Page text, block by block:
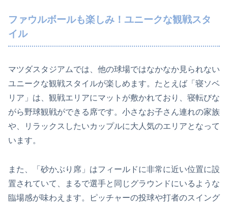
ファウルボールも楽しみ！ユニークな観戦スタ
イル
マツダスタジアムでは、他の球場ではなかなか見られない
ユニークな観戦スタイルが楽しめます。たとえば「寝ソベ
リア」は、観戦エリアにマットが敷かれており、寝転びな
がら野球観戦ができる席です。小さなお子さん連れの家族
や、リラックスしたいカップルに大人気のエリアとなって
います。
また、「砂かぶり席」はフィールドに非常に近い位置に設
置されていて、まるで選手と同じグラウンドにいるような
臨場感が味わえます。ピッチャーの投球や打者のスイング